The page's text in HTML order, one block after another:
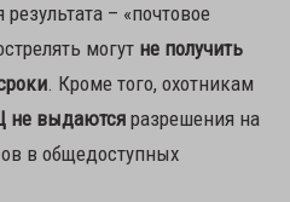
– «почтовое
могут не получить
. Кроме того, охотникам
не выдаютсяразрешения на
в общедоступных